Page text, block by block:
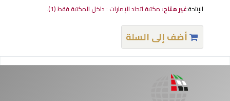
الإتاحة:غير متاح: مكتبة اتحاد الإمارات : داخل المكتبة فقط(1).
أضف إلى السلة